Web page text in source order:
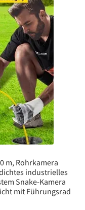
m, Rohrkamera
industrielles
Snake-Kamera
mit Führungsrad